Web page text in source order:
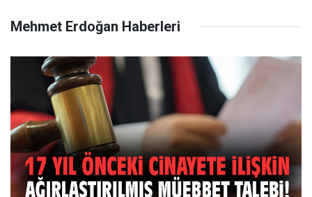
Mehmet Erdoğan Haberleri